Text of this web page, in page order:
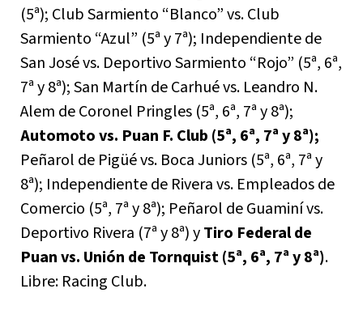
(5ª); Club Sarmiento “Blanco” vs. Club
Sarmiento “Azul” (5ª y 7ª); Independiente de
San José vs. Deportivo Sarmiento “Rojo” (5ª, 6ª,
7ª y 8ª); San Martín de Carhué vs. Leandro N.
Alem de Coronel Pringles (5ª, 6ª, 7ª y 8ª);
Automoto vs. Puan F. Club (5ª, 6ª, 7ª y 8ª);
Peñarol de Pigüé vs. Boca Juniors (5ª, 6ª, 7ª y
8ª); Independiente de Rivera vs. Empleados de
Comercio (5ª, 7ª y 8ª); Peñarol de Guaminí vs.
Deportivo Rivera (7ª y 8ª) yTiro Federal de
Puan vs. Unión de Tornquist (5ª, 6ª, 7ª y 8ª).
Libre: Racing Club.